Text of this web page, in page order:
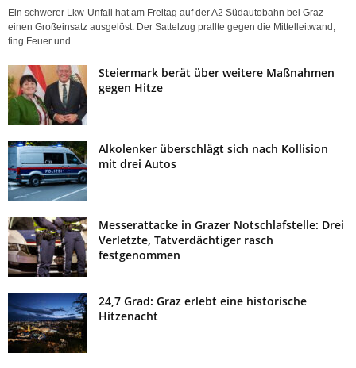
Ein schwerer Lkw-Unfall hat am Freitag auf der A2 Südautobahn bei Graz
einen Großeinsatz ausgelöst. Der Sattelzug prallte gegen die Mittelleitwand,
fing Feuer und...
Steiermark berät über weitere Maßnahmen
gegen Hitze
Alkolenker überschlägt sich nach Kollision
mit drei Autos
Messerattacke in Grazer Notschlafstelle: Drei
Verletzte, Tatverdächtiger rasch
festgenommen
24,7 Grad: Graz erlebt eine historische
Hitzenacht